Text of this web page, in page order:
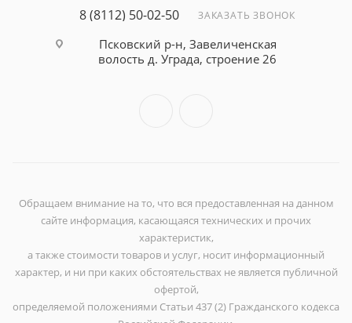
8 (8112) 50-02-50 ЗАКАЗАТЬ ЗВОНОК
Псковский р-н, Завеличенская
волость д. Уграда, строение 26
Обращаем внимание на то, что вся предоставленная на данном
сайте информация, касающаяся технических и прочих
характеристик,
а также стоимости товаров и услуг, носит информационный
характер, и ни при каких обстоятельствах не является публичной
офертой,
определяемой положениями Статьи 437 (2) Гражданского кодекса